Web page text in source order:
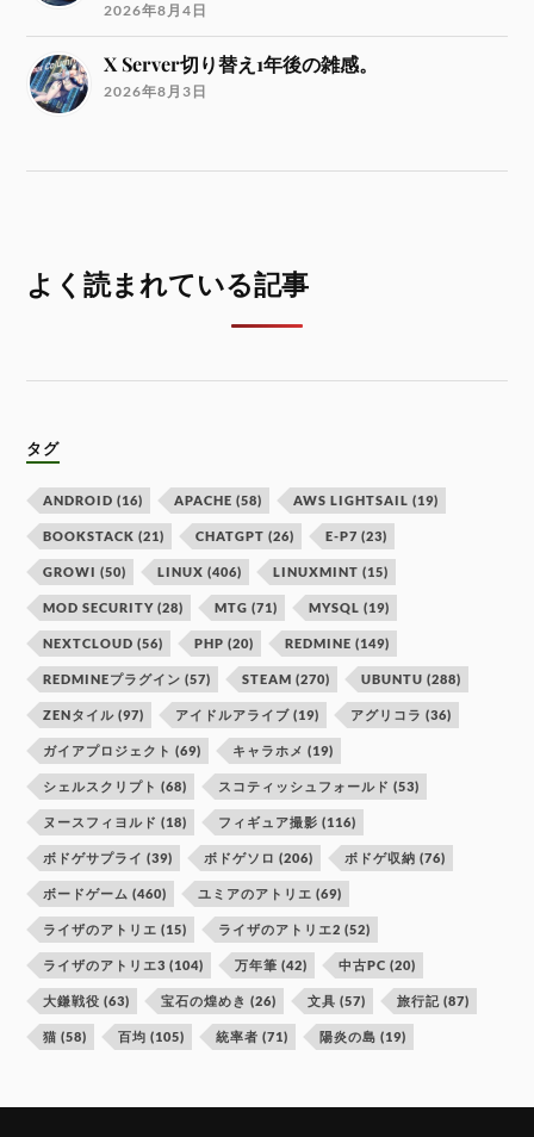
2026年8月4日
X Server切り替え1年後の雑感。
2026年8月3日
よく読まれている記事
タグ
ANDROID (16) APACHE (58) AWS LIGHTSAIL (19)
BOOKSTACK (21) CHATGPT (26) E-P7 (23)
GROWI (50) LINUX (406) LINUXMINT (15)
MOD SECURITY (28) MTG (71) MYSQL (19)
NEXTCLOUD (56) PHP (20) REDMINE (149)
REDMINEプラグイン (57) STEAM (270) UBUNTU (288)
ZENタイル (97) アイドルアライブ (19) アグリコラ (36)
ガイアプロジェクト (69) キャラホメ (19)
シェルスクリプト (68) スコティッシュフォールド (53)
ヌースフィヨルド (18) フィギュア撮影 (116)
ボドゲサプライ (39) ボドゲソロ (206) ボドゲ収納 (76)
ボードゲーム (460) ユミアのアトリエ (69)
ライザのアトリエ (15) ライザのアトリエ2 (52)
ライザのアトリエ3 (104) 万年筆 (42) 中古PC (20)
大鎌戦役 (63) 宝石の煌めき (26) 文具 (57) 旅行記 (87)
猫 (58) 百均 (105) 統率者 (71) 陽炎の島 (19)